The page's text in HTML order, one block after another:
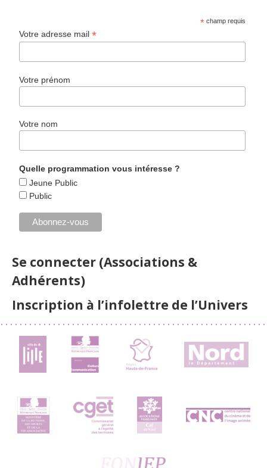
* champ requis
Votre adresse mail*
Votre prénom
Votre nom
Quelle programmation vous intéresse ?
Jeune Public
Public
Se connecter (Associations &
Adhérents)
Inscription à l’infolettre de l’Univers